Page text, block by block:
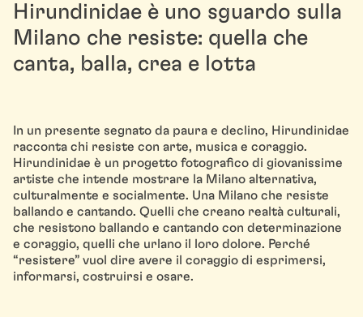
Hirundinidae è uno sguardo sulla
Milano che resiste: quella che
canta, balla, crea e lotta
In un presente segnato da paura e declino, Hirundinidae
racconta chi resiste con arte, musica e coraggio.
Hirundinidae è un progetto fotografico di giovanissime
artiste che intende mostrare la Milano alternativa,
culturalmente e socialmente. Una Milano che resiste
ballando e cantando. Quelli che creano realtà culturali,
che resistono ballando e cantando con determinazione
e coraggio, quelli che urlano il loro dolore. Perché
“resistere” vuol dire avere il coraggio di esprimersi,
informarsi, costruirsi e osare.